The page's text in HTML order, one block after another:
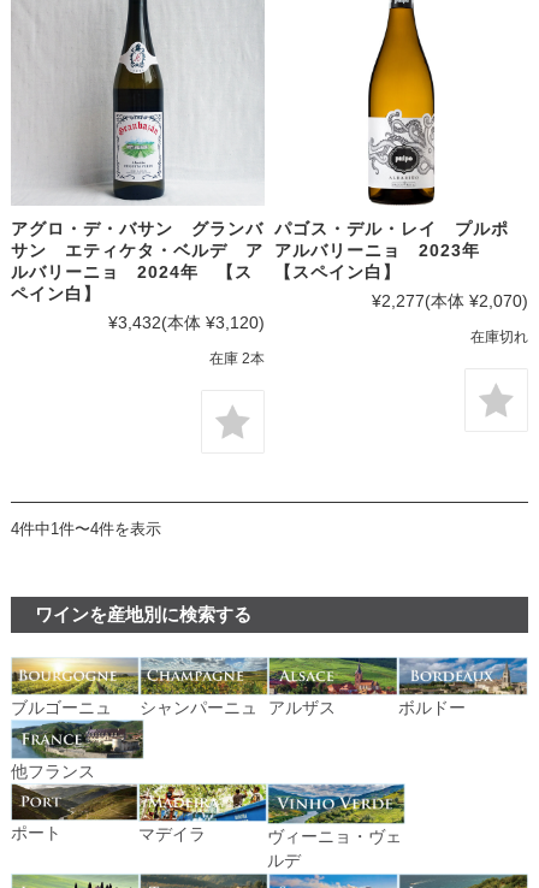
アグロ・デ・バサン グランバ
サン エティケタ・ベルデ ア
ルバリーニョ 2024年 【ス
ペイン白】
¥3,432(本体 ¥3,120)
在庫 2本
パゴス・デル・レイ プルポ
アルバリーニョ 2023年
【スペイン白】
¥2,277(本体 ¥2,070)
在庫切れ
4件中1件〜4件を表示
ワインを産地別に検索する
ブルゴーニュ シャンパーニュ アルザス ボルドー
他フランス
ポート マデイラ
ヴィーニョ・ヴェ
ルデ